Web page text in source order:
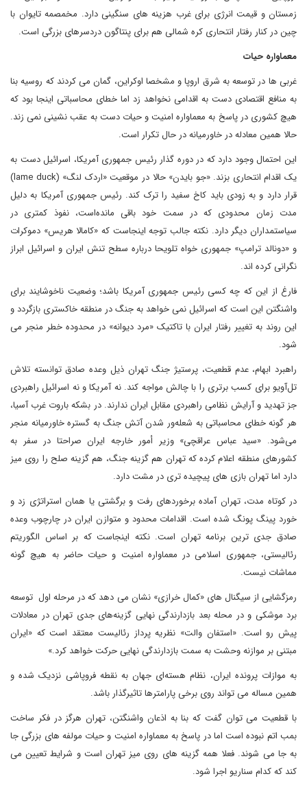
زمستان و قیمت انرژی برای غرب هزینه های سنگینی دارد. مخمصمه تایوان با
چین در کنار رفتار انتحاری کره شمالی هم برای پنتاگون دردسرهای بزرگی است.
معماواره حیات
غربی ها در توسعه به شرق اروپا و مشخصا اوکراین، گمان می کردند که روسیه بنا
به منافع اقتصادی دست به اقدامی نخواهد زد اما خطای محاسباتی اینجا بود که
هیچ کشوری در پاسخ به معماواره امنیت و حیات دست به عقب نشینی نمی زند.
حالا همین معادله در خاورمیانه در حال تکرار است.
این احتمال وجود دارد که در دوره گذار رئیس جمهوری آمریکا، اسرائیل دست به
یک اقدام انتحاری بزند. «جو بایدن» حالا در موقعیت «اردک لنگ» (lame duck)
قرار دارد و به زودی باید کاخ سفید را ترک کند. رئیس جمهوری آمریکا به دلیل
مدت زمان محدودی که در سمت خود باقی مانده‌است، نفوذ کمتری در
سیاستمداران دیگر دارد. نکته جالب توجه اینجاست که «کامالا هریس» دموکرات
و «دونالد ترامپ» جمهوری خواه تلویحا درباره سطح تنش ایران و اسرائیل ابراز
نگرانی کرده اند.
فارغ از این که چه کسی رئیس جمهوری آمریکا باشد؛ وضعیت ناخوشایند برای
واشنگتن این است که اسرائیل نمی خواهد به جنگ در منطقه خاکستری بازگردد و
این روند به تغییر رفتار ایران با تاکتیک «مرد دیوانه» در محدوده خطر منجر می
شود.
راهبرد ابهام، عدم قطعیت، پرستیژ جنگ تهران ذیل وعده صادق توانسته تلاش
تل‌آویو برای کسب برتری را با چالش مواجه کند. نه آمریکا و نه اسرائیل راهبردی
جز تهدید و آرایش نظامی راهبردی مقابل ایران ندارند. در بشکه باروت غرب آسیا،
هر گونه خطای محاسباتی به شعله‌ور شدن آتش جنگ به گستره خاورمیانه منجر
می‌شود. «سید عباس عراقچی» وزیر أمور خارجه ایران صراحتا در سفر به
کشورهای منطقه اعلام کرده که تهران هم گزینه جنگ، هم گزینه صلح را روی میز
دارد اما تهران بازی های پیچیده تری در مشت دارد.
در کوتاه مدت، تهران آماده برخوردهای رفت و برگشتی یا همان استراتژی زد و
خورد پینگ پونگ شده است. اقدامات محدود و متوازن ایران در چارچوب وعده
صادق جدی ترین برنامه تهران است. نکته اینجاست که بر اساس الگوریتم
رئالیستی، جمهوری اسلامی در معماواره امنیت و حیات حاضر به هیچ گونه
مماشات نیست.
رمزگشایی از سیگنال های «کمال خرازی» نشان می دهد که در مرحله اول توسعه
برد موشکی و در محله بعد بازدارندگی نهایی گزینه‌های جدی تهران در معادلات
پیش رو است. «استفان والت» نظریه پرداز رئالیست معتقد است که «ایران
مبتنی بر موازنه وحشت به سمت بازدارندگی نهایی حرکت خواهد کرد.»
به موازات پرونده ایران، نظام هسته‌ای جهان به نقطه فروپاشی نزدیک شده و
همین مساله می تواند روی برخی پارامترها تاثیرگذار باشد.
با قطعیت می توان گفت که بنا به اذعان واشنگتن، تهران هرگز در فکر ساخت
بمب اتم نبوده است اما در پاسخ به معماواره امنیت و حیات مولفه های بزرگی جا
به جا می شوند. فعلا همه گزینه های روی میز تهران است و شرایط تعیین می
کند که کدام سناریو اجرا شود.